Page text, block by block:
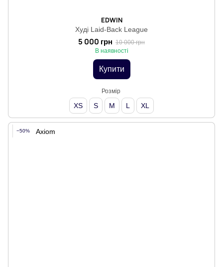
EDWIN
Худі Laid-Back League
5 000 грн 10 000 грн
В наявності
Купити
Розмір
XS S M L XL
−50%